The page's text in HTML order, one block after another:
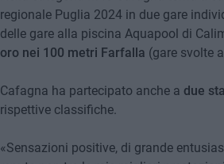
regionale Puglia 2024 in due gare
delle gare alla piscina Aquapool di
oro nei 100 metri Farfalla (gare svolte
Cafagna ha partecipato anche a due
rispettive classifiche.
«Sensazioni positive, di grande